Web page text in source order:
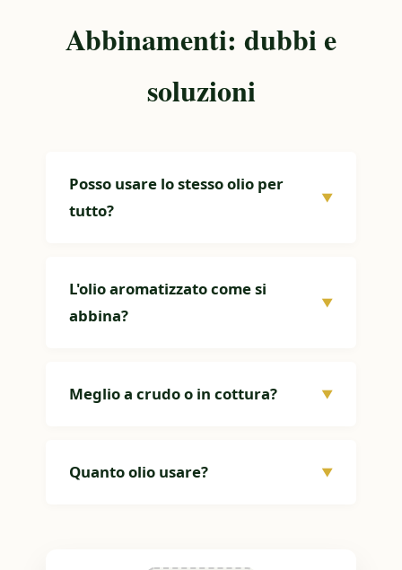
Abbinamenti: dubbi e
soluzioni
Posso usare lo stesso olio per
tutto?
▼
L'olio aromatizzato come si
abbina?
▼
Meglio a crudo o in cottura? ▼
Quanto olio usare? ▼